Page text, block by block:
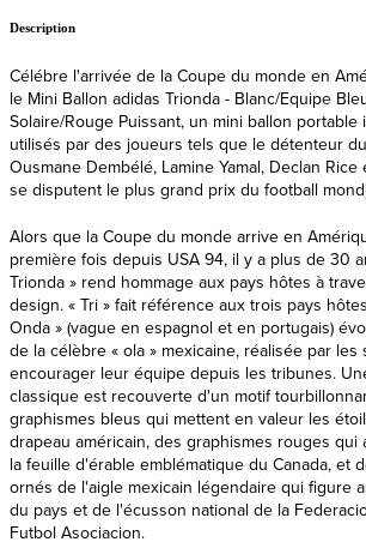
Description
Célébre l'arrivée de la Coupe du monde en
le Mini Ballon adidas Trionda - Blanc/Equipe
Solaire/Rouge Puissant, un mini ballon
utilisés par des joueurs tels que le détenteur
Ousmane Dembélé, Lamine Yamal, Declan
se disputent le plus grand prix du football
Alors que la Coupe du monde arrive en
première fois depuis USA 94, il y a plus de 30
Trionda » rend hommage aux pays hôtes à
design. « Tri » fait référence aux trois pays
Onda » (vague en espagnol et en portugais)
de la célèbre « ola » mexicaine, réalisée par
encourager leur équipe depuis les tribunes.
classique est recouverte d'un motif
graphismes bleus qui mettent en valeur les
drapeau américain, des graphismes rouges
la feuille d'érable emblématique du Canada, et
ornés de l'aigle mexicain légendaire qui figure
du pays et de l'écusson national de la
Futbol Asociacion.